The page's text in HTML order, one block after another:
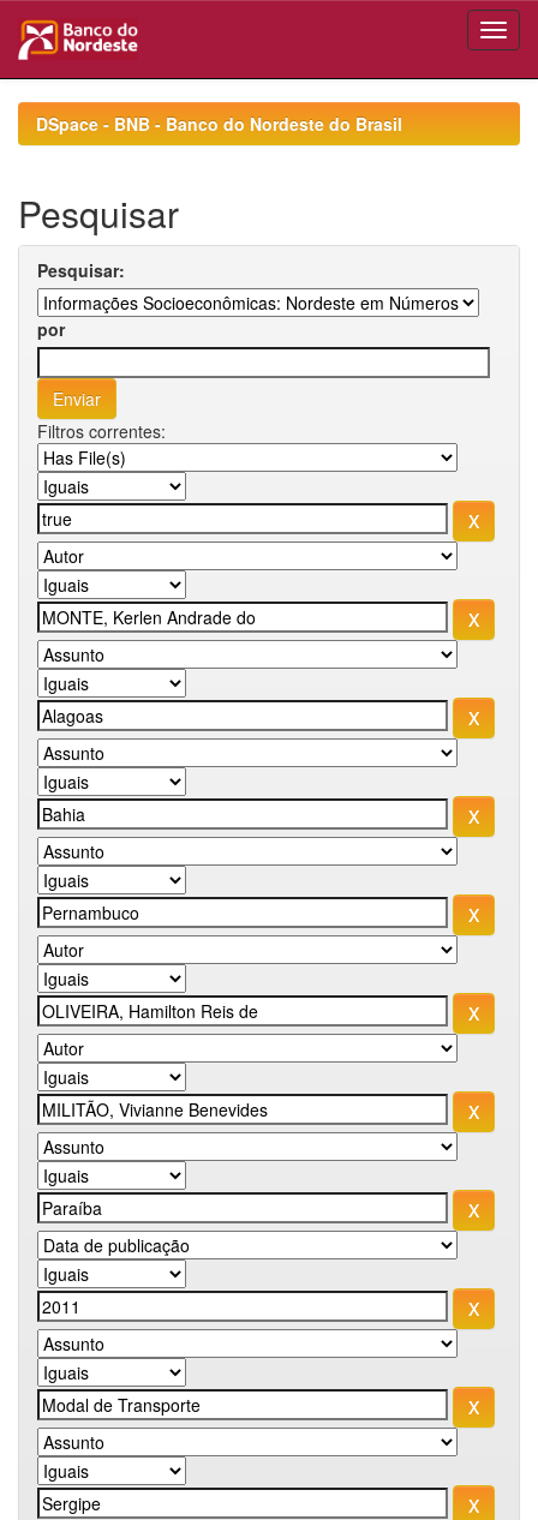
navigationDSpace - BNB - Banco do Nordeste do Brasil
Pesquisar
Pesquisar:
por
Filtros correntes: